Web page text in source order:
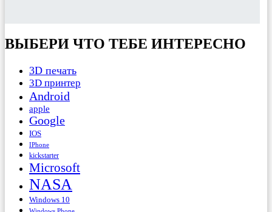
ВЫБЕРИ ЧТО ТЕБЕ ИНТЕРЕСНО
3D печать
3D принтер
Android
apple
Google
IOS
IPhone
kickstarter
Microsoft
NASA
Windows 10